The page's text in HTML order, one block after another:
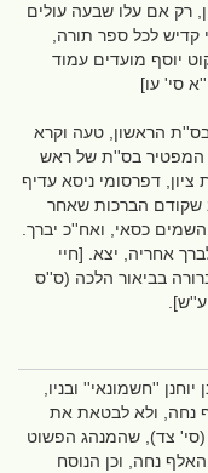
רק אם עלו שבעה עולים
קדיש לכל ספר תורה,
יוסף מועדים עמוד
סי' עו]
הראשון, טעה וקרא
המפטיר בס''ת של ראש
דפרסומי ניסא עדיף
שקודם הברכות שאחר
כסאי, ואח''כ יברך.
אחריה, יצא. [חיי
בביאור הלכה (ס''ס
''חשמונאי'' ובניו,
נחה, ולא לבטאת את
(סי' צד), שהמנהג הפשוט
נחה, וכן הנוסח